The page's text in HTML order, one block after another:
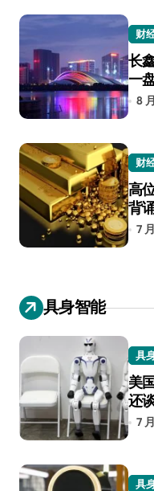
财
长
一
8
财
高
背
7
具身智能
具
美
还
7
具